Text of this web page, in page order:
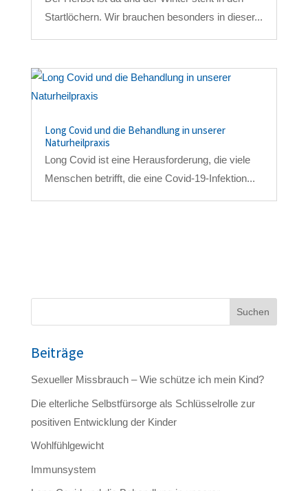
Startlöchern. Wir brauchen besonders in dieser...
Long Covid und die Behandlung in unserer
Naturheilpraxis
Long Covid ist eine Herausforderung, die viele
Menschen betrifft, die eine Covid-19-Infektion...
Suchen
Beiträge
Sexueller Missbrauch – Wie schütze ich mein Kind?
Die elterliche Selbstfürsorge als Schlüsselrolle zur
positiven Entwicklung der Kinder
Wohlfühlgewicht
Immunsystem